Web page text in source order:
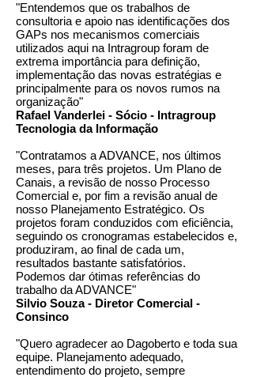
"Entendemos que os trabalhos de
consultoria e apoio nas identificações dos
GAPs nos mecanismos comerciais
utilizados aqui na Intragroup foram de
extrema importância para definição,
implementação das novas estratégias e
principalmente para os novos rumos na
organização"
Rafael Vanderlei - Sócio - Intragroup
Tecnologia da Informação
"Contratamos a ADVANCE, nos últimos
meses, para três projetos. Um Plano de
Canais, a revisão de nosso Processo
Comercial e, por fim a revisão anual de
nosso Planejamento Estratégico. Os
projetos foram conduzidos com eficiência,
seguindo os cronogramas estabelecidos e,
produziram, ao final de cada um,
resultados bastante satisfatórios.
Podemos dar ótimas referências do
trabalho da ADVANCE"
Silvio Souza - Diretor Comercial -
Consinco
"Quero agradecer ao Dagoberto e toda sua
equipe. Planejamento adequado,
entendimento do projeto, sempre